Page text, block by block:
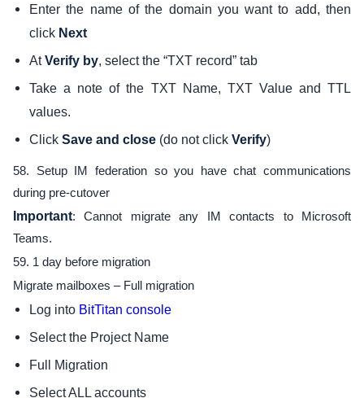
Enter the name of the domain you want to add, then
click Next
AtVerify by, select the “TXT record” tab
Take a note of the TXT Name, TXT Value and TTL
values.
Click Save and close (do not click Verify)
58. Setup IM federation so you have chat communications
during pre-cutover
Important: Cannot migrate any IM contacts to Microsoft
Teams.
59. 1 day before migration
Migrate mailboxes – Full migration
Log into BitTitan console
Select the Project Name
Full Migration
Select ALL accounts